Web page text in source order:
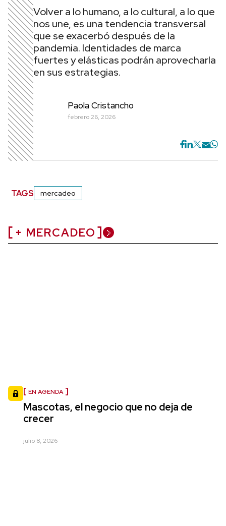
Volver a lo humano, a lo cultural, a lo que
nos une, es una tendencia transversal
que se exacerbó después de la
pandemia. Identidades de marca
fuertes y elásticas podrán aprovecharla
en sus estrategias.
Paola Cristancho
febrero 26, 2026
TAGS mercadeo
+ MERCADEO
EN AGENDA
Mascotas, el negocio que no deja de
crecer
julio 8, 2026